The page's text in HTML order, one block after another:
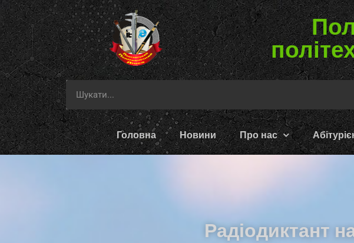
Головна Новини Про нас
Радіодиктант